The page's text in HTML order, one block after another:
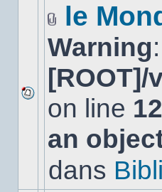
Aucun
nouveau
message
non-
dans
joint(s)
le
Warning
on line
an
dans